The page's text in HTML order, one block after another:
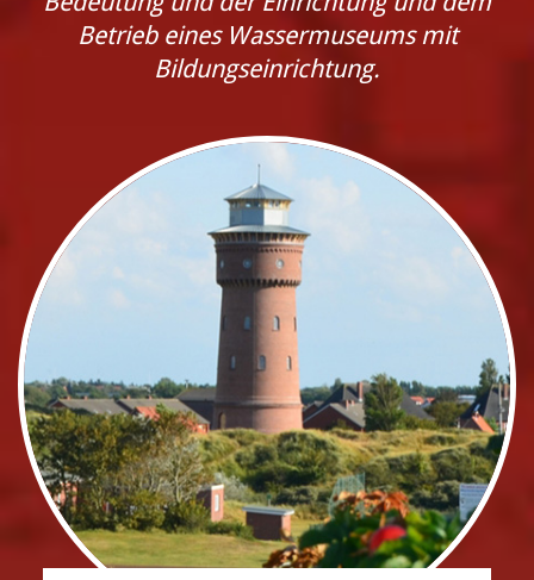
Betrieb eines Wassermuseums mit
Bildungseinrichtung.